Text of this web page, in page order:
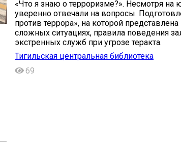
«Что я знаю о терроризме?». Несмотря
уверенно отвечали на вопросы.
против террора», на которой
сложных ситуациях, правила поведения
экстренных служб при угрозе теракта.
Тигильская центральная библиотека
69